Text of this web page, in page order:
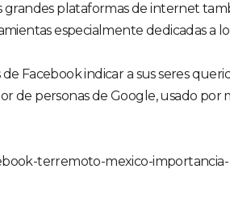
grandes plataformas de internet
especialmente dedicadas a
Facebook indicar a sus seres
de personas de Google, usado por
terremoto-mexico-importancia-